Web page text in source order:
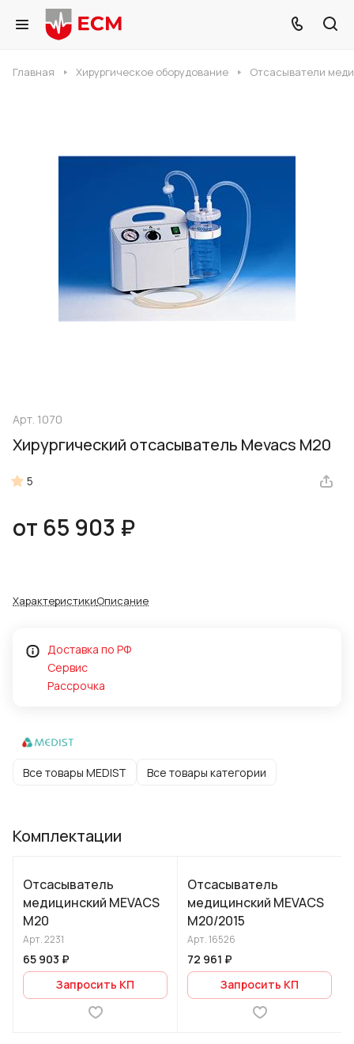
Главная Хирургическое оборудование Отсасыватели
Арт. 1070
Хирургический отсасыватель Mevacs M20
5
от 65 903 ₽
ХарактеристикиОписание
Доставка по РФ
Сервис
Рассрочка
Все товары MEDIST Все товары категории
Комплектации
Отсасыватель
медицинский MEVACS
M20
Арт.2231
65 903 ₽
Запросить КП
Отсасыватель
медицинский MEVACS
M20/2015
Арт.16526
72 961 ₽
Запросить КП